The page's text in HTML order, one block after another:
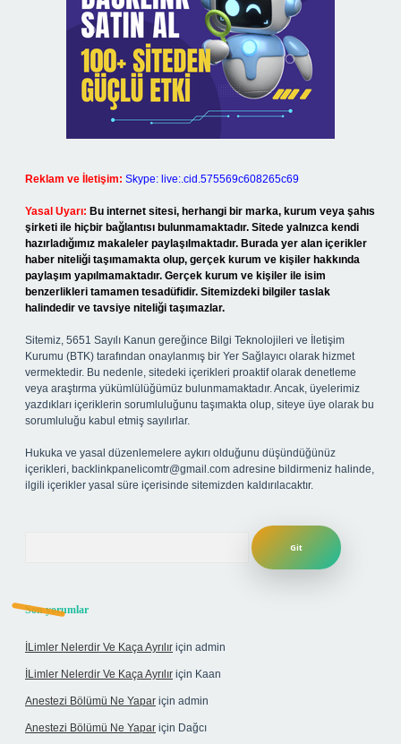
Reklam ve İletişim: Skype: live:.cid.575569c608265c69
Yasal Uyarı: Bu internet sitesi, herhangi bir marka, kurum veya şahıs
şirketi ile hiçbir bağlantısı bulunmamaktadır. Sitede yalnızca kendi
hazırladığımız makaleler paylaşılmaktadır. Burada yer alan içerikler
haber niteliği taşımamakta olup, gerçek kurum ve kişiler hakkında
paylaşım yapılmamaktadır. Gerçek kurum ve kişiler ile isim
benzerlikleri tamamen tesadüfidir. Sitemizdeki bilgiler taslak
halindedir ve tavsiye niteliği taşımazlar.
Sitemiz, 5651 Sayılı Kanun gereğince Bilgi Teknolojileri ve İletişim
Kurumu (BTK) tarafından onaylanmış bir Yer Sağlayıcı olarak hizmet
vermektedir. Bu nedenle, sitedeki içerikleri proaktif olarak denetleme
veya araştırma yükümlülüğümüz bulunmamaktadır. Ancak, üyelerimiz
yazdıkları içeriklerin sorumluluğunu taşımakta olup, siteye üye olarak bu
sorumluluğu kabul etmiş sayılırlar.
Hukuka ve yasal düzenlemelere aykırı olduğunu düşündüğünüz
içerikleri, backlinkpanelicomtr@gmail.com adresine bildirmeniz halinde,
ilgili içerikler yasal süre içerisinde sitemizden kaldırılacaktır.
Son yorumlar
İLimler Nelerdir Ve Kaça Ayrılır için admin
İLimler Nelerdir Ve Kaça Ayrılır için Kaan
Anestezi Bölümü Ne Yapar için admin
Anestezi Bölümü Ne Yapar için Dağcı